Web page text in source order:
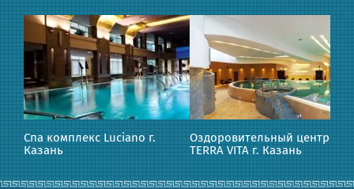
Спа комплекс Luciano г.
Казань
Оздоровительный центр
TERRA VITA г. Казань